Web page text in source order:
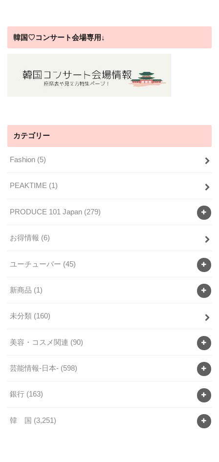
韓国♡コンサート会場専用↓
カテゴリー
Fashion (5)
PEAKTIME (1)
PRODUCE 101 Japan (279)
お得情報 (6)
ユーチューバー (45)
新商品 (1)
未分類 (160)
美容・コスメ関連 (90)
芸能情報-日本- (598)
銀行 (163)
韓 国 (3,251)